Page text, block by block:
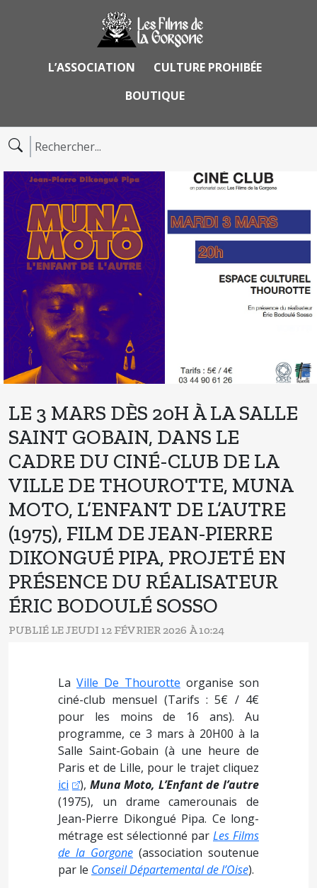
L’ASSOCIATION
CULTURE PROHIBÉE
BOUTIQUE
LE 3 MARS DÈS 20H À LA SALLE
SAINT GOBAIN, DANS LE
CADRE DU CINÉ-CLUB DE LA
VILLE DE THOUROTTE, MUNA
MOTO, L’ENFANT DE L’AUTRE
(1975), FILM DE JEAN-PIERRE
DIKONGUÉ PIPA, PROJETÉ EN
PRÉSENCE DU RÉALISATEUR
ÉRIC BODOULÉ SOSSO
PUBLIÉ LE JEUDI 12 FÉVRIER 2026 À 10:24
La Ville De Thourotte organise son
ciné-club mensuel (Tarifs : 5€ / 4€
pour les moins de 16 ans). Au
programme, ce 3 mars à 20H00 à la
Salle Saint-Gobain (à une heure de
Paris et de Lille, pour le trajet cliquez
ici
), Muna Moto, L’Enfant de l’autre
(1975), un drame camerounais de
Jean-Pierre Dikongué Pipa. Ce long-
métrage est sélectionné par Les Films
de la Gorgone (association soutenue
par le Conseil Départemental de l’Oise).